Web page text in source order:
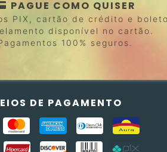
PAGUE COMO QUISER
PIX, cartão de crédito e
disponível no cartão.
100% seguros.
DE PAGAMENTO